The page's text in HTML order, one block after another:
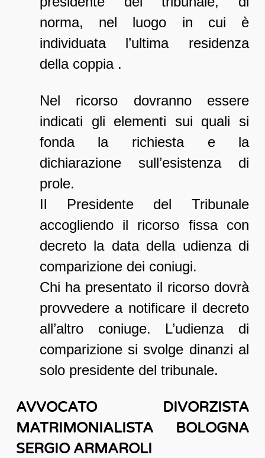
norma, nel luogo in cui è
individuata l’ultima residenza
della coppia .
Nel ricorso dovranno essere
indicati gli elementi sui quali si
fonda la richiesta e la
dichiarazione sull’esistenza di
prole.
Il Presidente del Tribunale
accogliendo il ricorso fissa con
decreto la data della udienza di
comparizione dei coniugi.
Chi ha presentato il ricorso dovrà
provvedere a notificare il decreto
all’altro coniuge. L’udienza di
comparizione si svolge dinanzi al
solo presidente del tribunale.
AVVOCATO DIVORZISTA
MATRIMONIALISTA BOLOGNA
SERGIO ARMAROLI